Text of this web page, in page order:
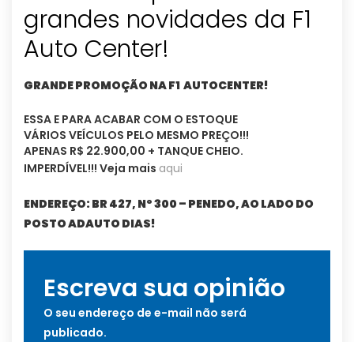
grandes novidades da F1
Auto Center!
GRANDE PROMOÇÃO NA F1 AUTOCENTER!
ESSA E PARA ACABAR COM O ESTOQUE
VÁRIOS VEÍCULOS PELO MESMO PREÇO!!!
APENAS R$ 22.900,00 + TANQUE CHEIO.
IMPERDÍVEL!!! Veja mais aqui
ENDEREÇO: BR 427, Nº 300 – PENEDO, AO LADO DO
POSTO ADAUTO DIAS!
Escreva sua opinião
O seu endereço de e-mail não será
publicado.